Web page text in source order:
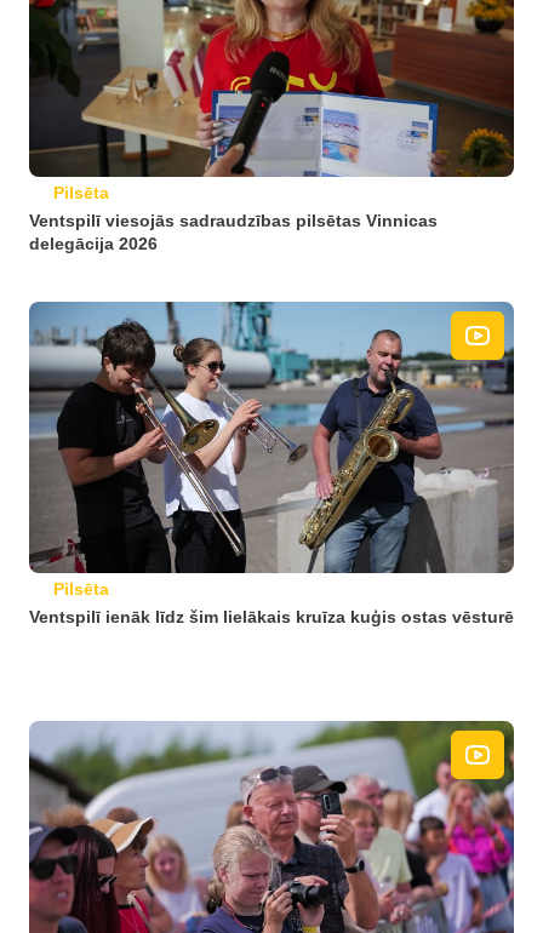
Pilsēta
Ventspilī viesojās sadraudzības pilsētas Vinnicas
delegācija 2026
Pilsēta
Ventspilī ienāk līdz šim lielākais kruīza kuģis ostas vēsturē